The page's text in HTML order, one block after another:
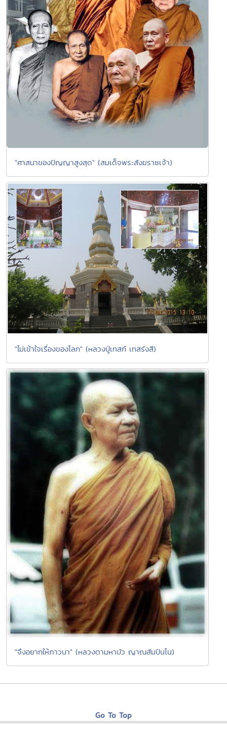
"ศาสนาของปัญญาสูงสุด" (สมเด็จพระสังฆราชเจ้า)
"ไม่เข้าใจเรื่องของโลก" (หลวงปู่เทสก์ เทสรังสี)
"จึงอยากให้ภาวนา" (หลวงตามหาบัว ญาณสัมปันโน)
Go To Top